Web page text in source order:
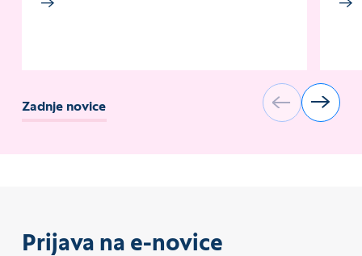
Zadnje novice
Prijava na e-novice